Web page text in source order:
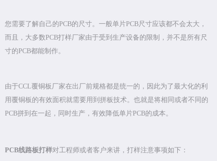
您需要了解自己的PCB的尺寸。一般单片PCB尺寸应该都不会太大，
而且，大多数PCB打样厂家由于受到生产设备的限制，并不是所有尺
寸的PCB都能制作。
由于CCL覆铜板厂家在出厂前规格都是统一的，因此为了最大化的利
用覆铜板的有效面积就需要用到拼板技术。也就是将相同或者不同的
PCB拼到在一起，同时生产，有效降低单片PCB的成本。
PCB线路板打样对工程师或者客户来讲，打样注意事项如下：